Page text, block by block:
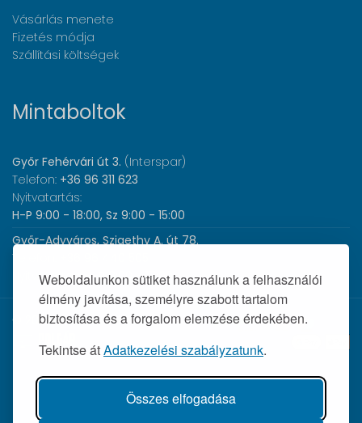
Weboldalunkon sütiket használunk a felhasználói
élmény javítása, személyre szabott tartalom
biztosítása és a forgalom elemzése érdekében.
Tekintse átAdatkezelési szabályzatunk.
Összes elfogadása
Vásárlás menete
Fizetés módja
Szállítási költségek
Mintaboltok
Győr Fehérvári út 3. (Interspar)
Telefon: +36 96 311 623
Nyitvatartás:
H-P 9:00 - 18:00, Sz 9:00 - 15:00
Győr-Adyváros, Szigethy A. út 78.
Telefon:
Nyitvatartás:H-P 8:00 - 17:00
© 2026 Wolf Orvosi Műszer Kft. |